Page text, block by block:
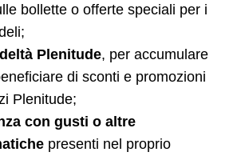
bollette o offerte speciali per i
Plenitude, per accumulare
di sconti e promozioni
Plenitude;
con gusti o altre
presenti nel proprio